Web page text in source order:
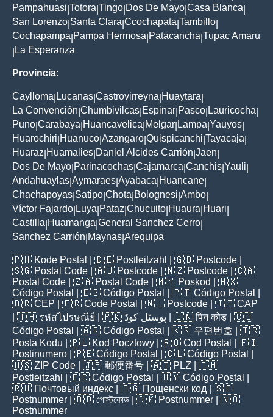
Pampahuasi Totora Tingo Dos De Mayo Casa Blanca
San Lorenzo Santa Clara Ccochapata Tambillo
Cochapampa Pampa Hermosa Patacancha Tupac Amaru
La Esperanza
Provincia:
Caylloma Lucanas Castrovirreyna Huaytara
La Convención Chumbivilcas Espinar Pasco Lauricocha
Puno Carabaya Huancavelica Melgar Lampa Yauyos
Huarochiri Huanuco Azangaro Quispicanchi Tayacaja
Huaraz Huamalies Daniel Alcides Carrión Jaen
Dos De Mayo Parinacochas Cajamarca Canchis Yauli
Andahuaylas Aymaraes Ayabaca Huancane
Chachapoyas Satipo Chota Bolognesi Ambo
Víctor Fajardo Luya Pataz Chucuito Huaura Huari
Castilla Huamanga General Sanchez Cerro
Sanchez Carrión Maynas Arequipa
🇵🇭 Kode Postal | 🇩🇪 Postleitzahl | 🇬🇧 Postcode
🇸🇬 Postal Code | 🇦🇺 Postcode | 🇳🇿 Postcode | 🇨🇦
Postal Code | 🇿🇦 Postal Code | 🇲🇾 Poskod
| 🇲🇽
Código Postal
| 🇪🇸 Código Postal | 🇵🇹 Código Postal
🇧🇷 CEP | 🇫🇷 Code Postal | 🇳🇱 Postcode | 🇮🇹 CAP
| 🇹🇭 รหัสไปรษณีย์ | 🇵🇰 پوسٹل کوڈ | 🇮🇳पिन कोड | 🇨🇴
Código Postal
| 🇦🇷 Código Postal | 🇰🇷 우편번호
| 🇹🇷
Posta Kodu | 🇵🇱 Kod Pocztowy | 🇷🇴 Cod Poștal
| 🇫🇮
Postinumero | 🇵🇪 Código Postal | 🇨🇱 Código Postal
🇺🇸 ZIP Code | 🇯🇵 郵便番号 | 🇦🇹 PLZ | 🇨🇭
Postleitzahl
| 🇪🇨 Código Postal | 🇺🇾 Código Postal
🇷🇺 Почтовый индекс | 🇧🇬 Пощенски код | 🇸🇪
Postnummer | 🇧🇩 পোস্টকোড | 🇩🇰 Postnummer | 🇳🇴
Postnummer